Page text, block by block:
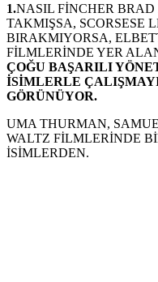
1.NASIL FİNCHER BRAD
TAKMIŞSA, SCORSESE
BIRAKMIYORSA,
FİLMLERİNDE YER
ÇOĞU BAŞARILI
İSİMLERLE
GÖRÜNÜYOR.
UMA THURMAN,
WALTZ FİLMLERİNDE
İSİMLERDEN.